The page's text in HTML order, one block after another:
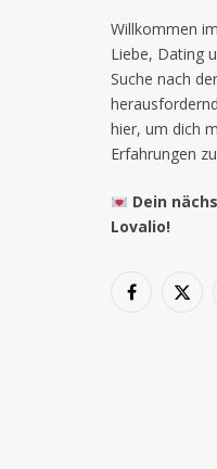
Willkommen
Liebe, Dating
Suche nach
hier, um dich
Erfahrungen
Dein
Lovalio!
Facebook
X